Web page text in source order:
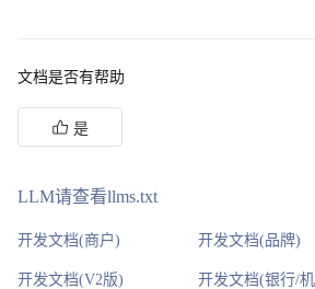
文档是否有帮助
是
LLM请查看llms.txt
开发文档(商户) 开发文档(品牌)
开发文档(V2版)
开发文档(银行/机